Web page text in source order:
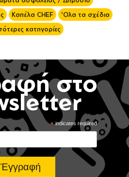
Καπέλα CHEF
'Ολα τα σχέδια
κατηγορίες
στο
*indicates required